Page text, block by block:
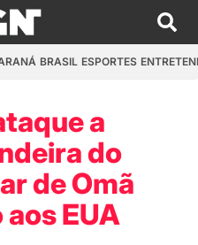
BRASIL ESPORTES
a
do
de Omã
EUA